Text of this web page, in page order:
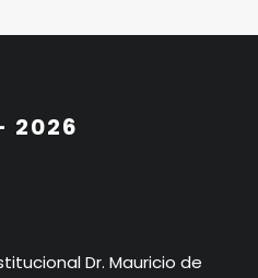
2026
Dr. Mauricio de